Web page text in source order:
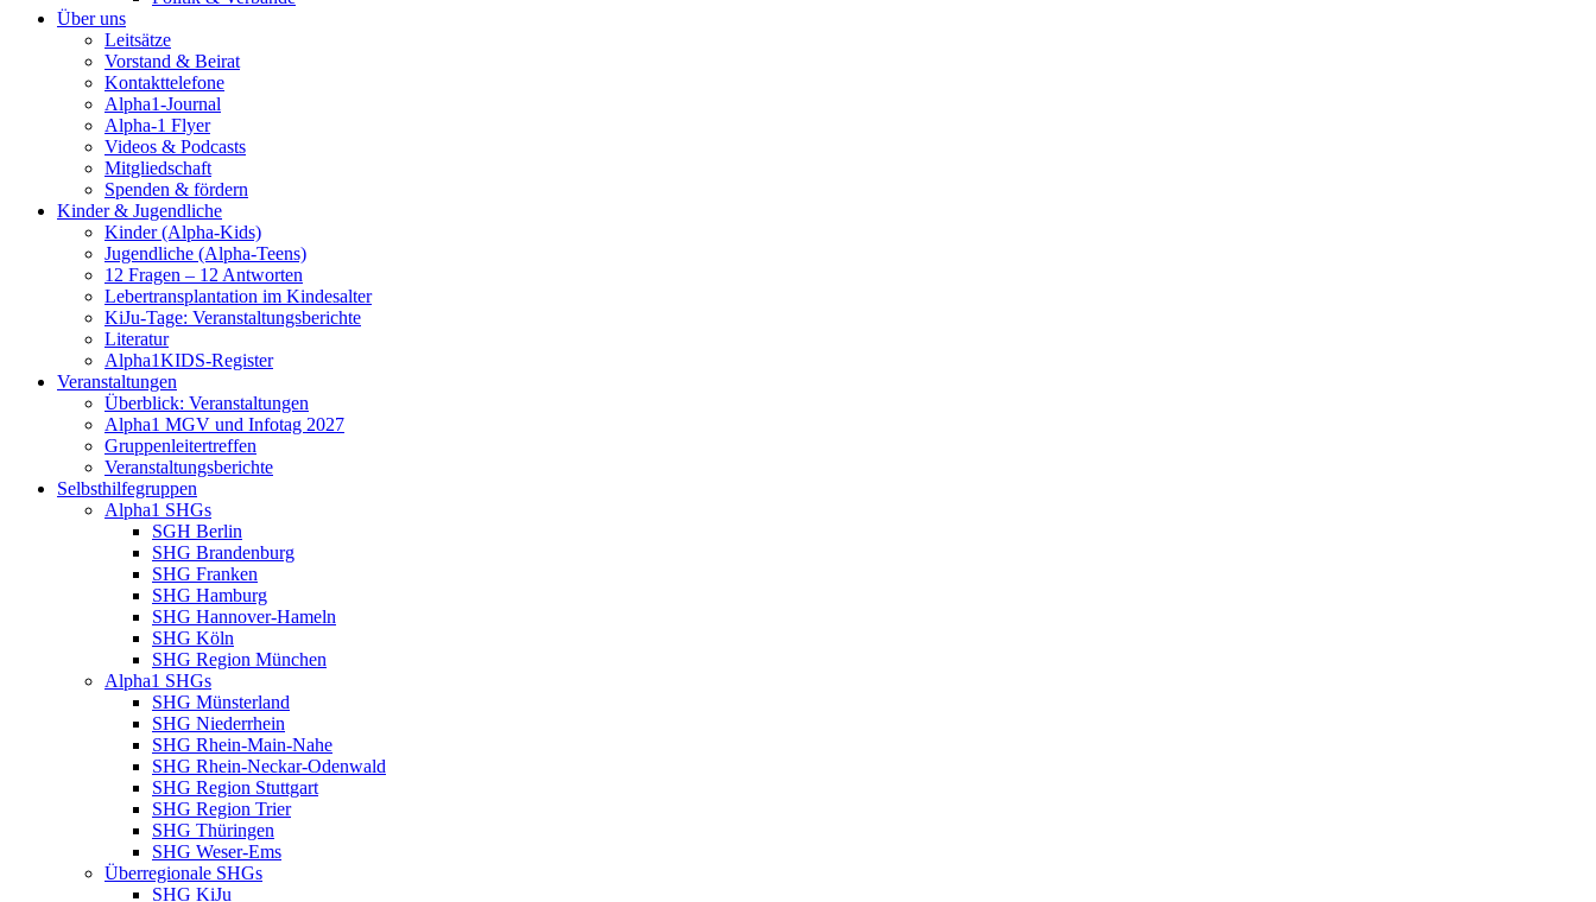
Über uns
Leitsätze
Vorstand & Beirat
Kontakttelefone
Alpha1-Journal
Alpha-1 Flyer
Videos & Podcasts
Mitgliedschaft
Spenden & fördern
Kinder & Jugendliche
Kinder (Alpha-Kids)
Jugendliche (Alpha-Teens)
12 Fragen – 12 Antworten
Lebertransplantation im Kindesalter
KiJu-Tage: Veranstaltungsberichte
Literatur
Alpha1KIDS-Register
Veranstaltungen
Überblick: Veranstaltungen
Alpha1 MGV und Infotag 2027
Gruppenleitertreffen
Veranstaltungsberichte
Selbsthilfegruppen
Alpha1 SHGs
SGH Berlin
SHG Brandenburg
SHG Franken
SHG Hamburg
SHG Hannover-Hameln
SHG Köln
SHG Region München
Alpha1 SHGs
SHG Münsterland
SHG Niederrhein
SHG Rhein-Main-Nahe
SHG Rhein-Neckar-Odenwald
SHG Region Stuttgart
SHG Region Trier
SHG Thüringen
SHG Weser-Ems
Überregionale SHGs
SHG KiJu